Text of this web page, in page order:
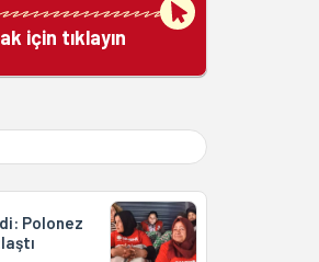
için tıklayın
Polonez